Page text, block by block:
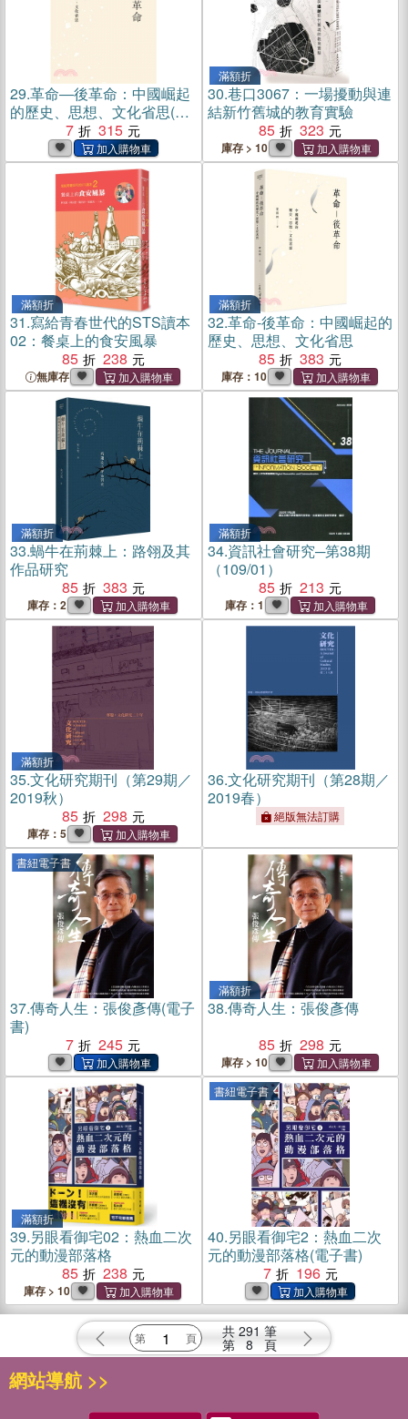
29.革命―後革命：中國崛起
的歷史、思想、文化省思(電
7 315
滿額折
30.巷口3067：一場擾動與連
結新竹舊城的教育實驗
85
323
庫存 > 10
滿額折
31.寫給青春世代的STS讀本
02：餐桌上的食安風暴
85
238
無庫存
滿額折
32.革命-後革命：中國崛起的
歷史、思想、文化省思
85
383
庫存：10
滿額折
33.蝸牛在荊棘上：路翎及其
作品研究
85
383
庫存：2
滿額折
34.資訊社會研究─第38期
（109/01）
85
213
庫存：1
滿額折
35.文化研究期刊（第29期／
2019秋）
85
298
庫存：5
36.文化研究期刊（第28期／
2019春）
絕版無法訂購
書紐電子書
37.傳奇人生：張俊彥傳(電子
書)
7
245
滿額折
38.傳奇人生：張俊彥傳
85
298
庫存 > 10
滿額折
39.另眼看御宅02：熱血二次
元的動漫部落格
85
238
庫存 > 10
書紐電子書
40.另眼看御宅2：熱血二次
元的動漫部落格(電子書)
7
196
共 291 筆
第 8 頁
網站導航 >>